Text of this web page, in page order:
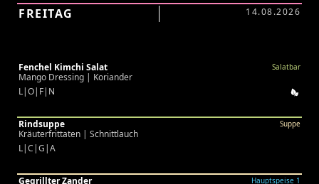
FREITAG 14.08.2026
Fenchel Kimchi Salat Salatbar
Mango Dressing | Koriander
L|O|F|N
Rindsuppe Suppe
Kräuterfrittaten | Schnittlauch
L|C|G|A
Gegrillter Zander Hauptspeise 1